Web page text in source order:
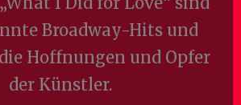
Broadway-Hits und
Hoffnungen und Opfer
der Künstler.